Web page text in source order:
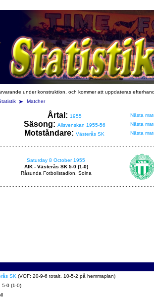
under konstruktion, och kommer att uppdateras
Matcher
Årtal: 1955
Nästa
Säsong: Allsvenskan 1955-56
Nästa
Motståndare: Västerås SK Nästa
Saturday 8 October 1955
AIK - Västerås SK 5-0 (1-0)
Råsunda Fotbollstadion, Solna
SK (VOF: 20-9-6 totalt, 10-5-2 på hemmaplan)
5-0 (1-0)